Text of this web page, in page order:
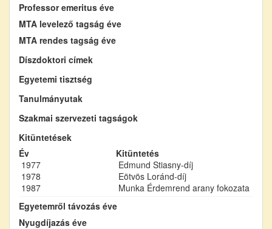
Professor emeritus éve
MTA levelező tagság éve
MTA rendes tagság éve
Díszdoktori címek
Egyetemi tisztség
Tanulmányutak
Szakmai szervezeti tagságok
Kitüntetések
Év
Kitüntetés
1977
Edmund Stiasny-díj
1978
Eötvös Loránd-díj
1987
Munka Érdemrend arany fokozata
Egyetemről távozás éve
Nyugdíjazás éve